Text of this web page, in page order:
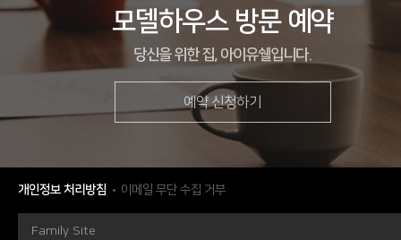
모델하우스 방문 예약
당신을 위한 집, 아이유쉘입니다.
예약 신청하기
개인정보 처리방침 이메일 무단 수집 거부
Family Site